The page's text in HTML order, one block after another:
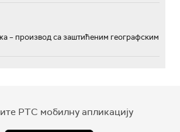
– производ са заштићеним географским
РТС мобилну апликацију